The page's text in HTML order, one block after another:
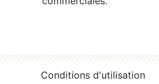
Conditions d'utilisation